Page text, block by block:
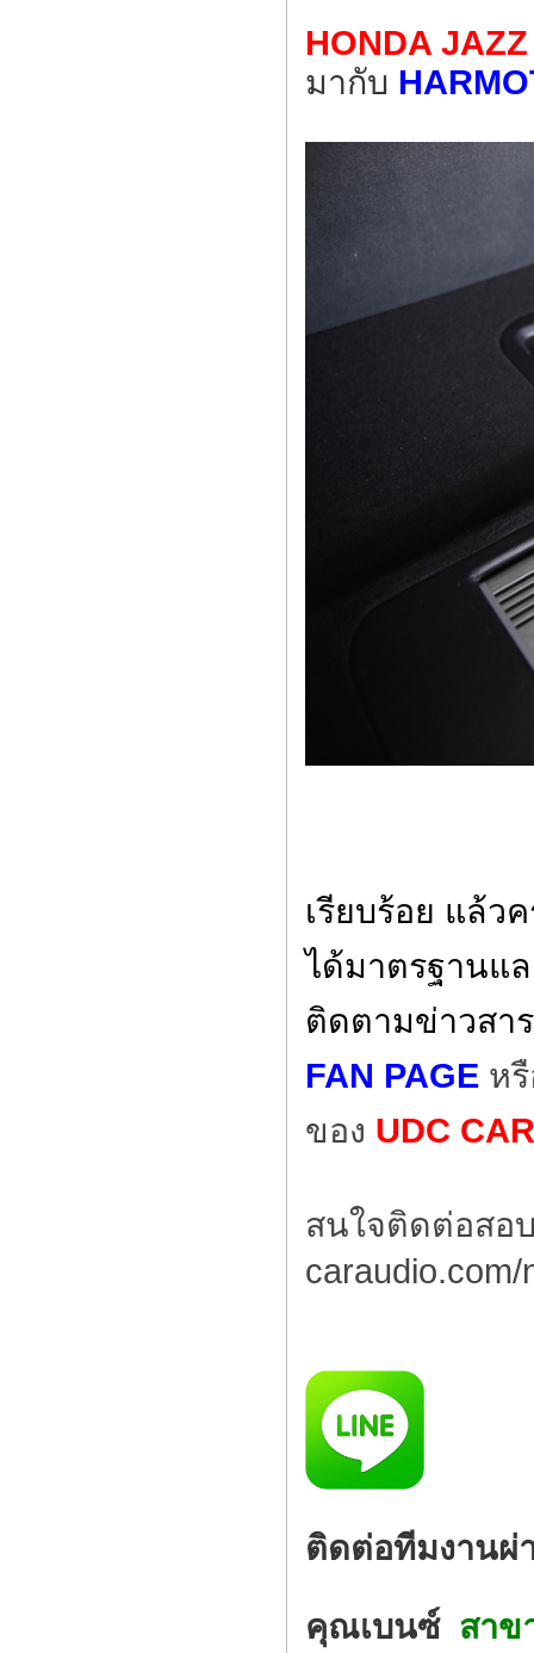
HONDA JAZZ
มากับ
เรียบร้อย แล้ว
ได้มาตรฐานแ
ติดตามข่าวสา
FAN PAGE ห
ของ UDC
สนใจติดต่อสอ
caraudio.com/
ติดต่อทีมงานผ่
คุณเบนซ์ สาข